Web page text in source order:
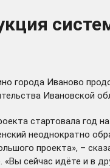
города Иваново
Ивановской
стартовала год
неоднократно
проекта», –
«Вы сейчас идёте и в